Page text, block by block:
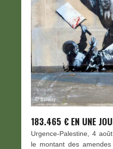
183.465 € EN UNE
Urgence-Palestine, 4
le montant des